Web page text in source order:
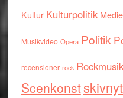
Kultur Kulturpolitik
Musikvideo Opera Politik
recensioner rock Rockmusik
Scenkonst